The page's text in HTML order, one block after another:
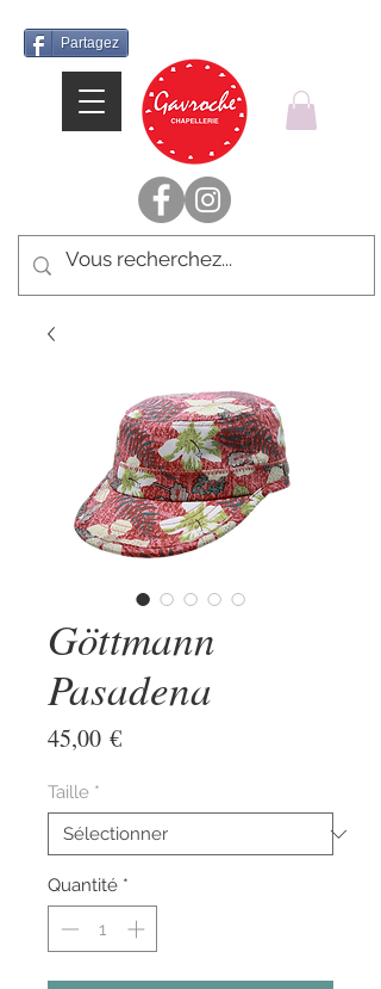
Partagez
Göttmann
Pasadena
45,00 €Prix
Taille *
Quantité *